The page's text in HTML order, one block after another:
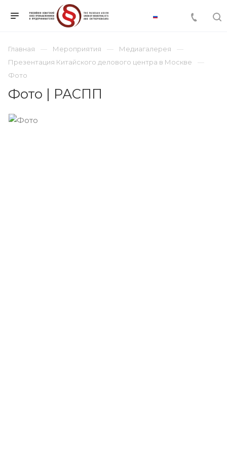
Главная Мероприятия
Медиагалерея
Презентация Китайского делового центра в Москве
Фото
Фото | РАСПП